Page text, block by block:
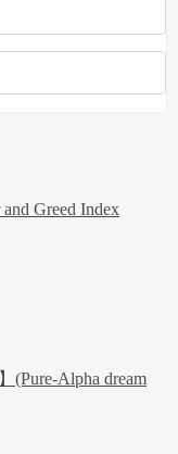
Greed Index
(Pure-Alpha dream